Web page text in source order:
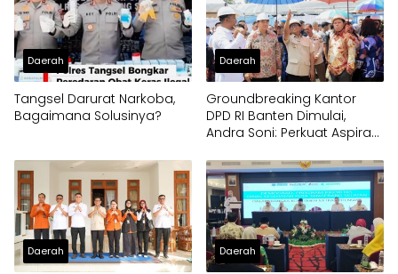
Daerah
Tangsel Darurat Narkoba,
Bagaimana Solusinya?
Daerah
Groundbreaking Kantor
DPD RI Banten Dimulai,
Andra Soni: Perkuat Aspirasi
Daerah Daerah